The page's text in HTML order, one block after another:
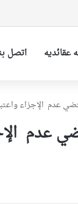
عقائدیه اتصل
عدم